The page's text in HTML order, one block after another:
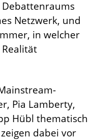
Netzwerk, und
in welcher
Pia Lamberty,
Hübl thematisch
dabei vor